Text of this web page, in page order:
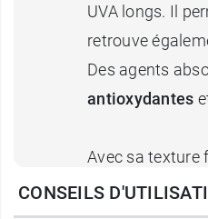
UVA longs. Il
retrouve
Des agents
antioxydantes
Avec sa texture
lumineux, un
floutées.
CONSEILS